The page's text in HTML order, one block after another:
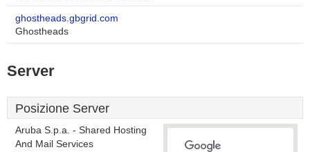
ghostheads.gbgrid.com
Ghostheads
Server
Posizione Server
Aruba S.p.a. - Shared Hosting
And Mail Services